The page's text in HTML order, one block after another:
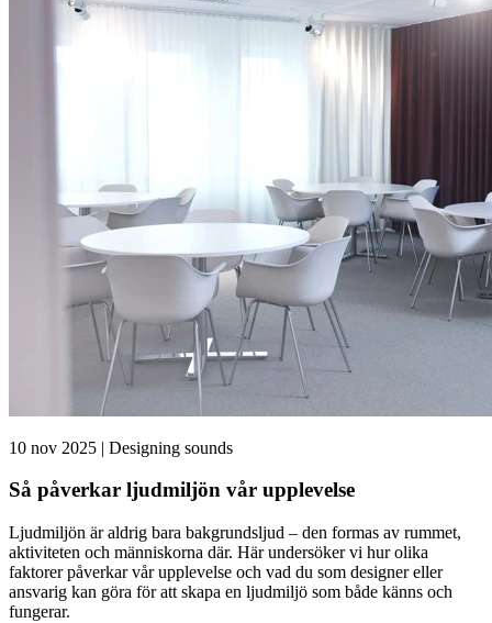
10 nov 2025 | Designing sounds
Så påverkar ljudmiljön vår upplevelse
Ljudmiljön är aldrig bara bakgrundsljud – den formas av rummet,
aktiviteten och människorna där. Här undersöker vi hur olika
faktorer påverkar vår upplevelse och vad du som designer eller
ansvarig kan göra för att skapa en ljudmiljö som både känns och
fungerar.